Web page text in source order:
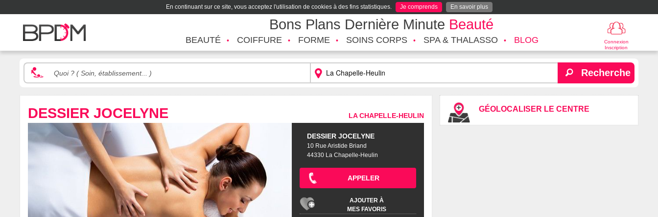
En continuant sur ce site, vous acceptez l'utilisation de cookies à des fins statistiques. Je comprends En savoir plus
Bons Plans Dernière Minute Beauté
Connexion
Inscription
BEAUTÉ COIFFURE FORME SOINS CORPS SPA & THALASSO BLOG
Recherche
GÉOLOCALISER LE CENTRE
DESSIER JOCELYNE LA CHAPELLE-HEULIN
DESSIER JOCELYNE
10 Rue Aristide Briand
44330 La Chapelle-Heulin
APPELER
AJOUTER À
MES FAVORIS